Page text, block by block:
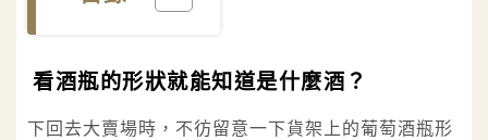
看酒瓶的形狀就能知道是什麼酒？
下回去大賣場時，不彷留意一下貨架上的葡萄酒瓶形